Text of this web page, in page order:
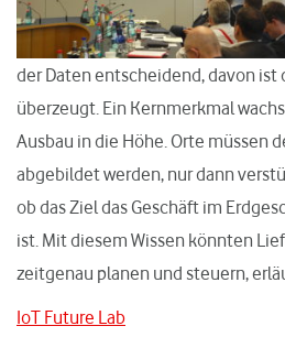
der Daten entscheidend, davon ist
überzeugt. Ein Kernmerkmal
Ausbau in die Höhe. Orte müssen
abgebildet werden, nur dann
ob das Ziel das Geschäft im
ist. Mit diesem Wissen könnten
zeitgenau planen und steuern,
IoT Future Lab